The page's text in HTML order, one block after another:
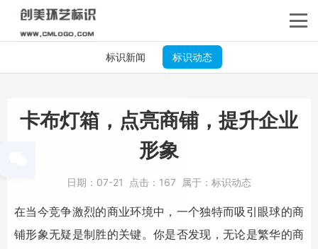
标识新闻 标识动态
卡布灯箱，点亮商铺，提升企业
形象
日期： 07-21 点击： 167 属于： 标识动态
在当今竞争激烈的商业环境中，一个独特而吸引眼球的商
铺形象无疑是制胜的关键。你是否发现，无论是繁华的商